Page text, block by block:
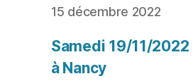
15 décembre 2022
Samedi 19/11/
à Nancy